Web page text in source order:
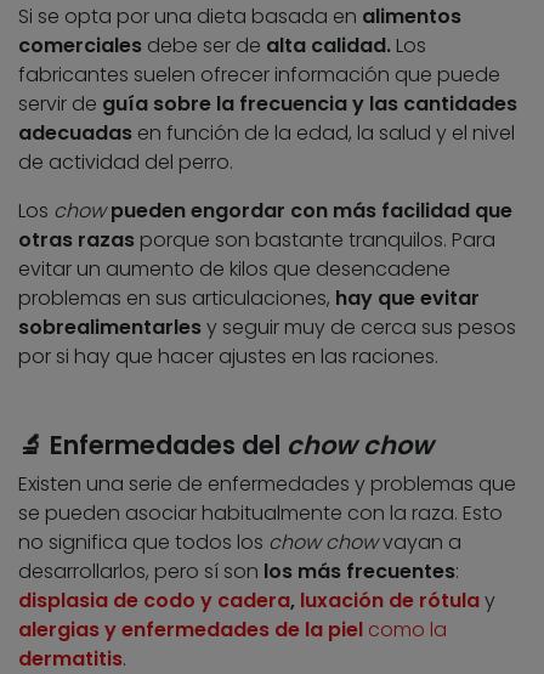
Si se opta por una dieta basada en alimentos
comerciales debe ser de alta calidad. Los
fabricantes suelen ofrecer información que puede
servir de guía sobre la frecuencia y las cantidades
adecuadas en función de la edad, la salud y el nivel
de actividad del perro.
Los chow pueden engordar con más facilidad que
otras razas porque son bastante tranquilos. Para
evitar un aumento de kilos que desencadene
problemas en sus articulaciones, hay que evitar
sobrealimentarlesy seguir muy de cerca sus pesos
por si hay que hacer ajustes en las raciones.
🔬 Enfermedades del chow chow
Existen una serie de enfermedades y problemas que
se pueden asociar habitualmente con la raza. Esto
no significa que todos los chow chowvayan a
desarrollarlos, pero sí son los más frecuentes:
displasia de codo y cadera, luxación de rótulay
alergias y enfermedades de la piel como la
dermatitis.